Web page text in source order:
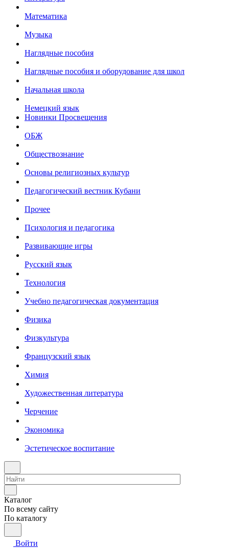
Математика
Музыка
Наглядные пособия
Наглядные пособия и оборудование для школ
Начальная школа
Немецкий язык
Новинки Просвещения
ОБЖ
Обществознание
Основы религиозных культур
Педагогический вестник Кубани
Прочее
Психология и педагогика
Развивающие игры
Русский язык
Технология
Учебно педагогическая документация
Физика
Физкультура
Французский язык
Химия
Художественная литература
Черчение
Экономика
Эстетическое воспитание
Каталог
По всему сайту
По каталогу
Войти